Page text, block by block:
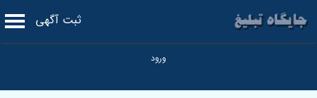
ثبت آگهی